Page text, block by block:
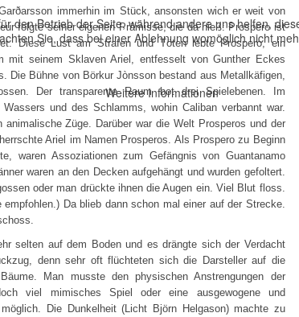
immerhin im Stück, ansonsten wich er weit von
folgte seiner eigenen Prämisse, die da hieß: Prospero ist
Diese Lust am Strafen und Töten lebte Prospero, ein
mit seinem Sklaven Ariel, entfesselt von Gunther Eckes
Die Bühne von Börkur Jònsson bestand aus Metallkäfigen,
Der transparente Raum bot drei Spielebenen. Im
und des Schlamms, wohin Caliban verbannt war.
Züge. Darüber war die Welt Prosperos und der
Ariel im Namen Prosperos. Als Prospero zu Beginn
waren Assoziationen zum Gefängnis von Guantanamo
waren an den Decken aufgehängt und wurden gefoltert.
oder man drückte ihnen die Augen ein. Viel Blut floss.
Da blieb dann schon mal einer auf der Strecke.
selten auf dem Boden und es drängte sich der Verdacht
denn sehr oft flüchteten sich die Darsteller auf die
Man musste den physischen Anstrengungen der
viel mimisches Spiel oder eine ausgewogene und
Die Dunkelheit (Licht Björn Helgason) machte zu
den Betrieb der Seite, während andere uns helfen,
Sie, dass bei einer Ablehnung womöglich nicht
Weitere Informationen